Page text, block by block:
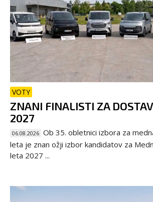
VOTY
ZNANI FINALISTI ZA
2027
06.08.2026 Ob 35. obletnici izbora za
leta je znan ožji izbor kandidatov za
leta 2027 ...